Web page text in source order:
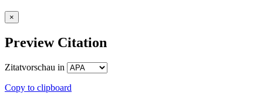
×
Preview Citation
Zitatvorschau in
Copy to clipboard